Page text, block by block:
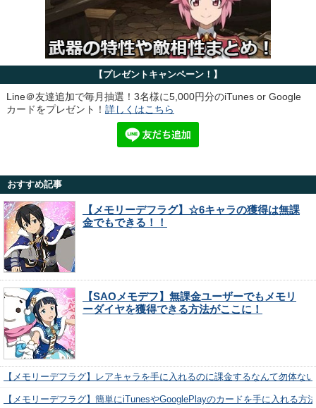
【プレゼントキャンペーン！】
Line＠友達追加で毎月抽選！3名様に5,000円分のiTunes or Google
カードをプレゼント！ 詳しくはこちら
おすすめ記事
【メモリーデフラグ】☆6キャラの獲得は無課
金でもできる！！
【SAOメモデフ】無課金ユーザーでもメモリ
ーダイヤを獲得できる方法がここに！
【メモリーデフラグ】レアキャラを手に入れるのに課金するなんて勿体な
【メモリーデフラグ】簡単にiTunesやGooglePlayのカードを手に入れる方